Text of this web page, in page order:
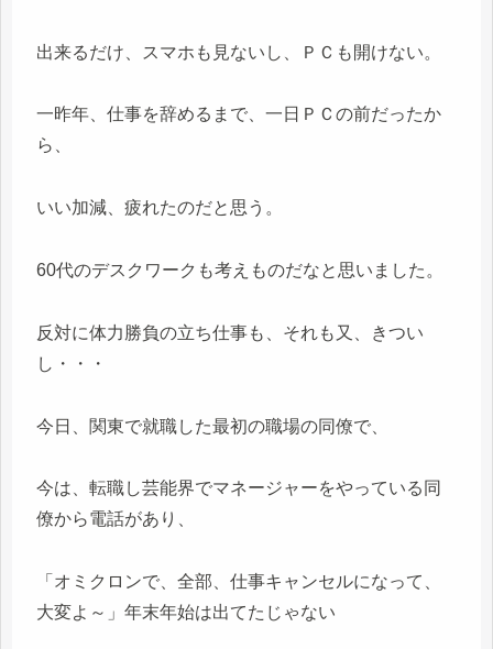
出来るだけ、スマホも見ないし、ＰＣも開けない。
一昨年、仕事を辞めるまで、一日ＰＣの前だったか
ら、
いい加減、疲れたのだと思う。
60代のデスクワークも考えものだなと思いました。
反対に体力勝負の立ち仕事も、それも又、きつい
し・・・
今日、関東で就職した最初の職場の同僚で、
今は、転職し芸能界でマネージャーをやっている同
僚から電話があり、
「オミクロンで、全部、仕事キャンセルになって、
大変よ～」年末年始は出てたじゃない